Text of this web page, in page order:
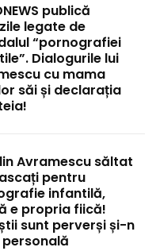
publică
legate de
“pornografiei
Dialogurile lui
cu mama
săi și declarația
Avramescu săltat
pentru
infantilă,
e propria fiică!
sunt perverși și-n